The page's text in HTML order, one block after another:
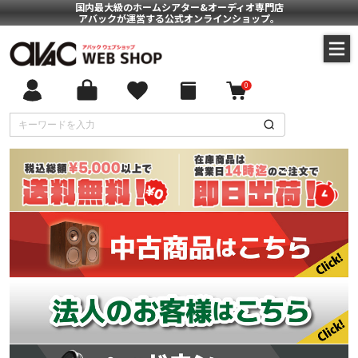
国内最大級のホームシアター&オーディオ専門店
アバックが運営する公式オンラインショップ。
0